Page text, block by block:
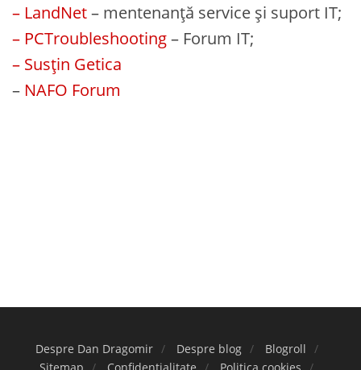
– LandNet– mentenanță service și suport IT;
– PCTroubleshooting– Forum IT;
– Susțin Getica
– NAFO Forum
Despre Dan Dragomir Despre blog
Blogroll